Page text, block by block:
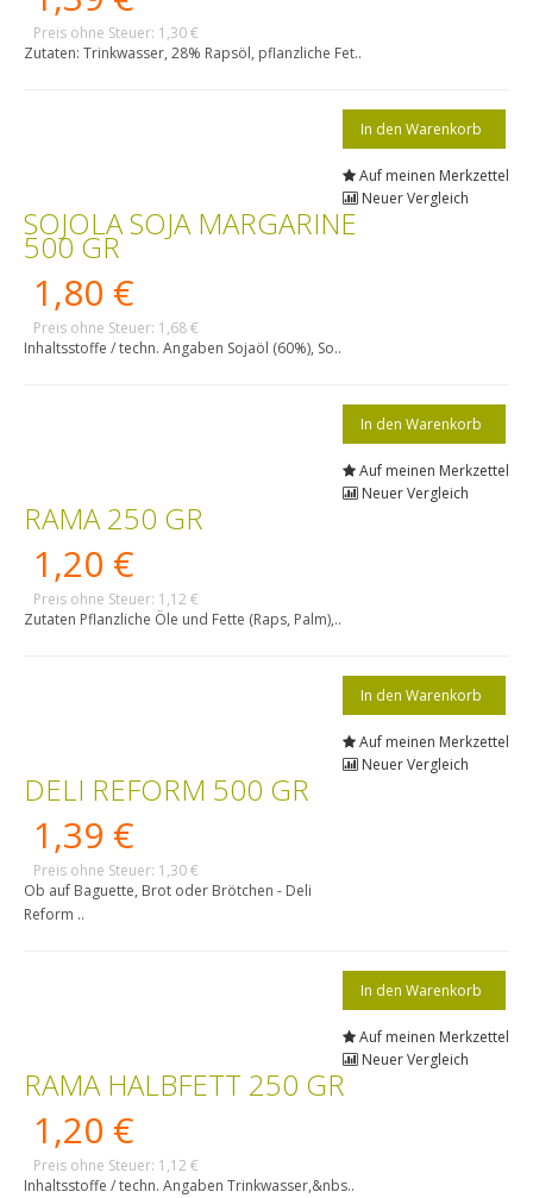
Preis ohne Steuer: 1,30 €
Zutaten: Trinkwasser, 28% Rapsöl, pflanzliche Fet..
Auf meinen Merkzettel
Neuer Vergleich
SOJOLA SOJA MARGARINE
500 GR
1,80 €
Preis ohne Steuer: 1,68 €
Inhaltsstoffe / techn. Angaben Sojaöl (60%), So..
Auf meinen Merkzettel
Neuer Vergleich
RAMA 250 GR
1,20 €
Preis ohne Steuer: 1,12 €
Zutaten Pflanzliche Öle und Fette (Raps, Palm),..
Auf meinen Merkzettel
Neuer Vergleich
DELI REFORM 500 GR
1,39 €
Preis ohne Steuer: 1,30 €
Ob auf Baguette, Brot oder Brötchen - Deli
Reform ..
Auf meinen Merkzettel
Neuer Vergleich
RAMA HALBFETT 250 GR
1,20 €
Preis ohne Steuer: 1,12 €
Inhaltsstoffe / techn. Angaben Trinkwasser,&nbs..